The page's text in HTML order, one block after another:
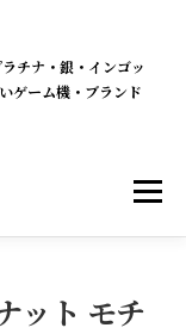
チナ・銀・インゴッ
ゲーム機・ブランド
メニ
ット モチ